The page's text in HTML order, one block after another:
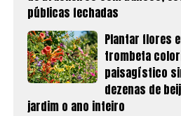
públicas fechadas
Plantar flores
trombeta
paisagístico
dezenas de
jardim o ano inteiro